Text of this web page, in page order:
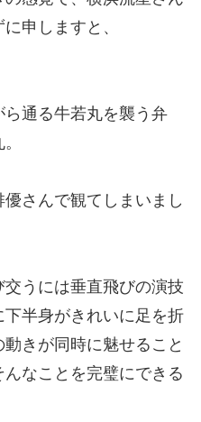
申しますと、
通る牛若丸を襲う弁
さんで観てしまいまし
うには垂直飛びの演技
半身がきれいに足を折
きが同時に魅せること
なことを完璧にできる